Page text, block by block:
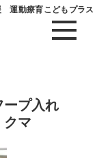
運動療育こどもプラス
ープ入れ
クマ